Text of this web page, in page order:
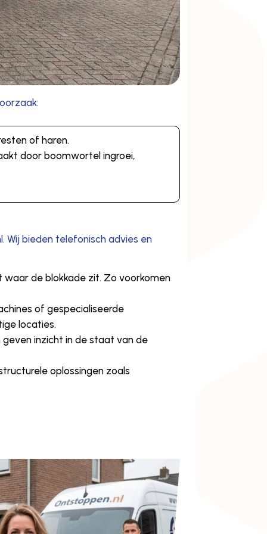
of haren.
door boomwortel ingroei,
bieden telefonisch advies en
de blokkade zit. Zo voorkomen
of gespecialiseerde
locaties.
inzicht in de staat van de
oplossingen zoals